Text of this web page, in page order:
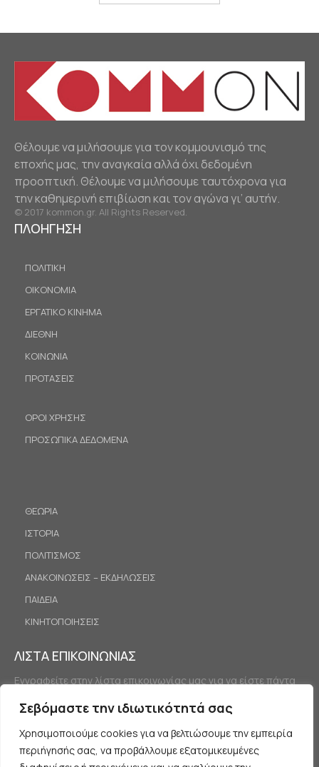
Σεβόμαστε την ιδιωτικότητά σας
Χρησιμοποιούμε cookies για να βελτιώσουμε την εμπειρία
περιήγησής σας, να προβάλλουμε εξατομικευμένες
Θέλουμε να μιλήσουμε για τον κομμουνισμό της
εποχής μας, την αναγκαία αλλά όχι δεδομένη
προοπτική. Θέλουμε να μιλήσουμε ταυτόχρονα για
την καθημερινή επιβίωση και τον αγώνα γι’ αυτήν.
© 2017 kommon.gr. All Rights Reserved.
ΠΛΟΗΓΗΣΗ
ΠΟΛΙΤΙΚΗ
ΟΙΚΟΝΟΜΙΑ
ΕΡΓΑΤΙΚΟ ΚΙΝΗΜΑ
ΔΙΕΘΝΗ
ΚΟΙΝΩΝΙΑ
ΠΡΟΤΑΣΕΙΣ
ΟΡΟΙ ΧΡΗΣΗΣ
ΠΡΟΣΩΠΙΚΑ ΔΕΔΟΜΕΝΑ
ΘΕΩΡΙΑ
ΙΣΤΟΡΙΑ
ΠΟΛΙΤΙΣΜΟΣ
ΑΝΑΚΟΙΝΩΣΕΙΣ – ΕΚΔΗΛΩΣΕΙΣ
ΠΑΙΔΕΙΑ
ΚΙΝΗΤΟΠΟΙΗΣΕΙΣ
ΛΙΣΤΑ ΕΠΙΚΟΙΝΩΝΙΑΣ
Εγγραφείτε στην λίστα επικοινωνίας μας για να είστε πάντα